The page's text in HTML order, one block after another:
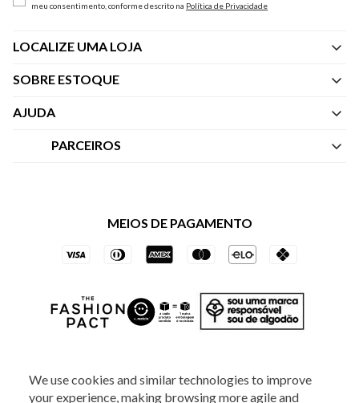
We use cookies and similar technologies to improve
your experience, making browsing more agile and
meu consentimento, conforme descrito na Política de Privacidade
LOCALIZE UMA LOJA
SOBRE ESTOQUE
Quem Somos
AJUDA
Central de Atendimento
Trocas e Devoluções
PARCEIROS
Vai de Visa
Azul Fidelidade
MEIOS DE PAGAMENTO